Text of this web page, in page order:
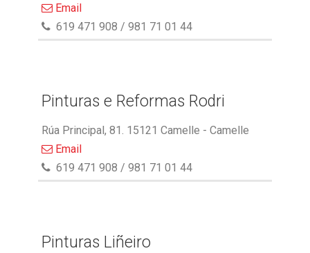
Email
619 471 908 / 981 71 01 44
Pinturas e Reformas Rodri
Rúa Principal, 81. 15121 Camelle - Camelle
Email
619 471 908 / 981 71 01 44
Pinturas Liñeiro